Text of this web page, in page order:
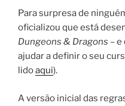
Para surpresa de
oficializou que está
Dungeons & Dragons –
ajudar a definir o seu
lidoaqui).
A versão inicial das